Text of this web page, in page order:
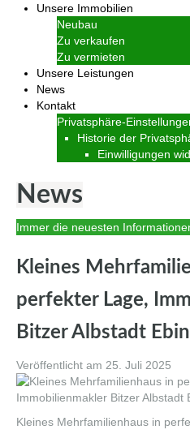
Unsere Immobilien
Neubau
Zu verkaufen
Zu vermieten
Unsere Leistungen
News
Kontakt
Privatsphäre-
Historie der
Einwilligungen
News
Immer die neuesten
Kleines
perfekter Lage,
Bitzer Albstadt
Veröffentlicht am 25. Juli 2025
Kleines Mehrfamilienhaus in